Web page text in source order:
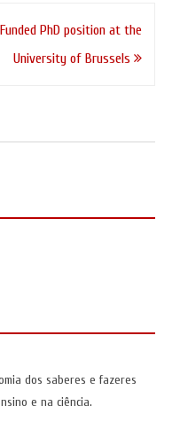
Funded PhD position at the
University of Brussels
dos saberes e fazeres
e na ciência.